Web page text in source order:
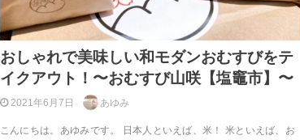
おしゃれで美味しい和モダンおむすびをテ
イクアウト！〜おむすび山咲【塩竈市】〜
2021年6月7日 あゆみ
こんにちは。あゆみです。 日本人といえば、米！ 米といえば、お